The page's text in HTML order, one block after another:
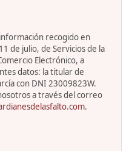
recogido en
de julio, de Servicios de la
Electrónico, a
datos: la titular de
con DNI 23009823W.
a través del correo
.